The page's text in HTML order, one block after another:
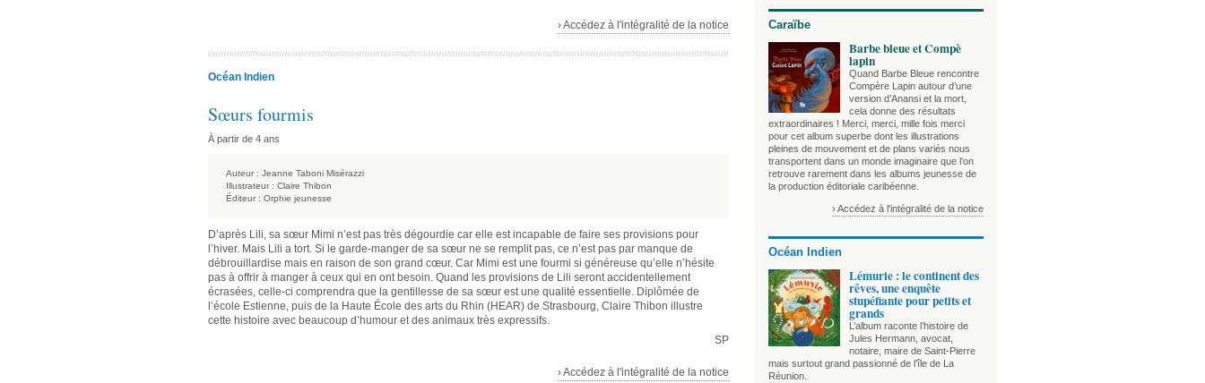
› Accédez à l'intégralité de la notice
Océan Indien
Sœurs fourmis
À partir de 4 ans
Auteur : Jeanne Taboni Misérazzi
Illustrateur : Claire Thibon
Éditeur : Orphie jeunesse
D’après Lili, sa sœur Mimi n’est pas très dégourdie car elle est incapable de faire ses provisions pour
l’hiver. Mais Lili a tort. Si le garde-manger de sa sœur ne se remplit pas, ce n’est pas par manque de
débrouillardise mais en raison de son grand cœur. Car Mimi est une fourmi si généreuse qu’elle n’hésite
pas à offrir à manger à ceux qui en ont besoin. Quand les provisions de Lili seront accidentellement
écrasées, celle-ci comprendra que la gentillesse de sa sœur est une qualité essentielle. Diplômée de
l’école Estienne, puis de la Haute École des arts du Rhin (HEAR) de Strasbourg, Claire Thibon illustre
cette histoire avec beaucoup d’humour et des animaux très expressifs.
SP
› Accédez à l'intégralité de la notice
Caraïbe
Barbe bleue et Compè
lapin
Quand Barbe Bleue rencontre
Compère Lapin autour d’une
version d’Anansi et la mort,
cela donne des résultats
extraordinaires ! Merci, merci, mille fois merci
pour cet album superbe dont les illustrations
pleines de mouvement et de plans variés nous
transportent dans un monde imaginaire que l’on
retrouve rarement dans les albums jeunesse de
la production éditoriale caribéenne.
› Accédez à l'intégralité de la notice
Océan Indien
Lémurie : le continent des
rêves, une enquête
stupéfiante pour petits et
grands
L’album raconte l’histoire de
Jules Hermann, avocat,
notaire, maire de Saint-Pierre
mais surtout grand passionné de l’île de La
Réunion.